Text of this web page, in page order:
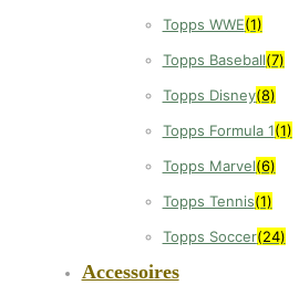
Topps WWE(1)
Topps Baseball(7)
Topps Disney(8)
Topps Formula 1(1)
Topps Marvel(6)
Topps Tennis(1)
Topps Soccer(24)
Accessoires